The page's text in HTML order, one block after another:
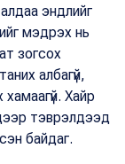
эндлийг
мэдрэх нь
зогсох
албагүй,
Хайр
тэврэлдээд
байдаг.